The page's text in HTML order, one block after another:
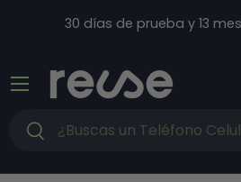
Ir al contenido
30 días de prueba y 13
Buscar
Buscar
Menú